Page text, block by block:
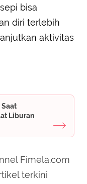
bisa
diri terlebih
aktivitas
Saat
Liburan
Fimela.com
terkini